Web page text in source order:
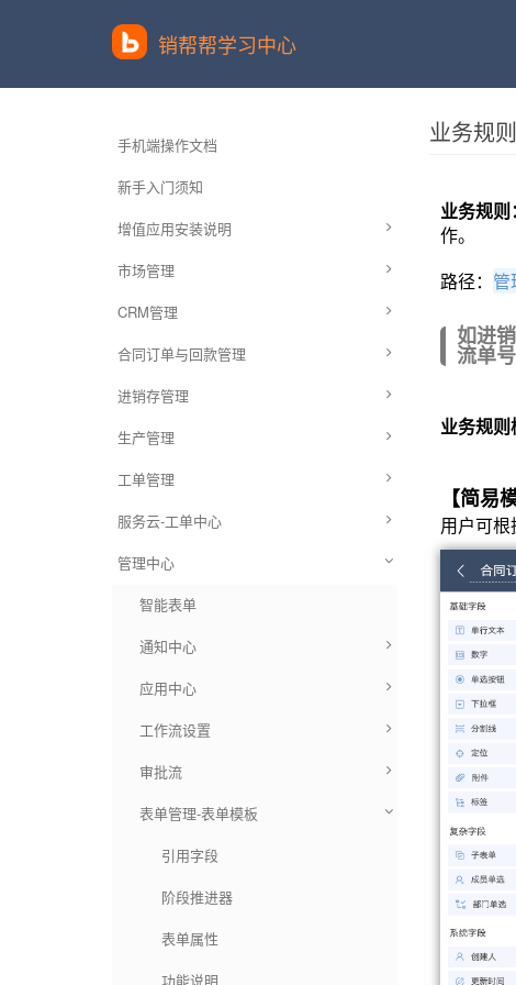
销帮帮学习中心
手机端操作文档
新手入门须知
增值应用安装说明
市场管理
CRM管理
合同订单与回款管理
进销存管理
生产管理
工单管理
服务云-工单中心
管理中心
智能表单
通知中心
应用中心
工作流设置
审批流
表单管理-表单模板
引用字段
阶段推进器
表单属性
功能说明
业务规
业务规则：
作。
路径： 管
如进
流单
业务规则
【简易
用户可